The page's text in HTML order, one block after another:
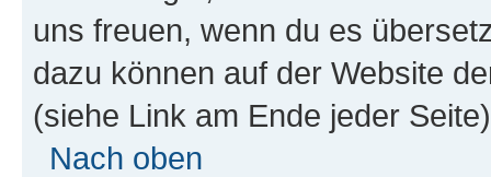
uns freuen, wenn du es
dazu können auf der Website
(siehe Link am Ende jeder
Nach oben